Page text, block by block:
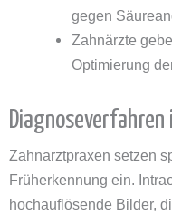
gegen
Zahnärzte
Optimierung
Zahnarztpraxen setzen
Früherkennung ein.
hochauflösende Bilder,